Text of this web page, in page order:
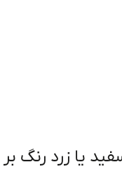
یا زرد رنگ بر